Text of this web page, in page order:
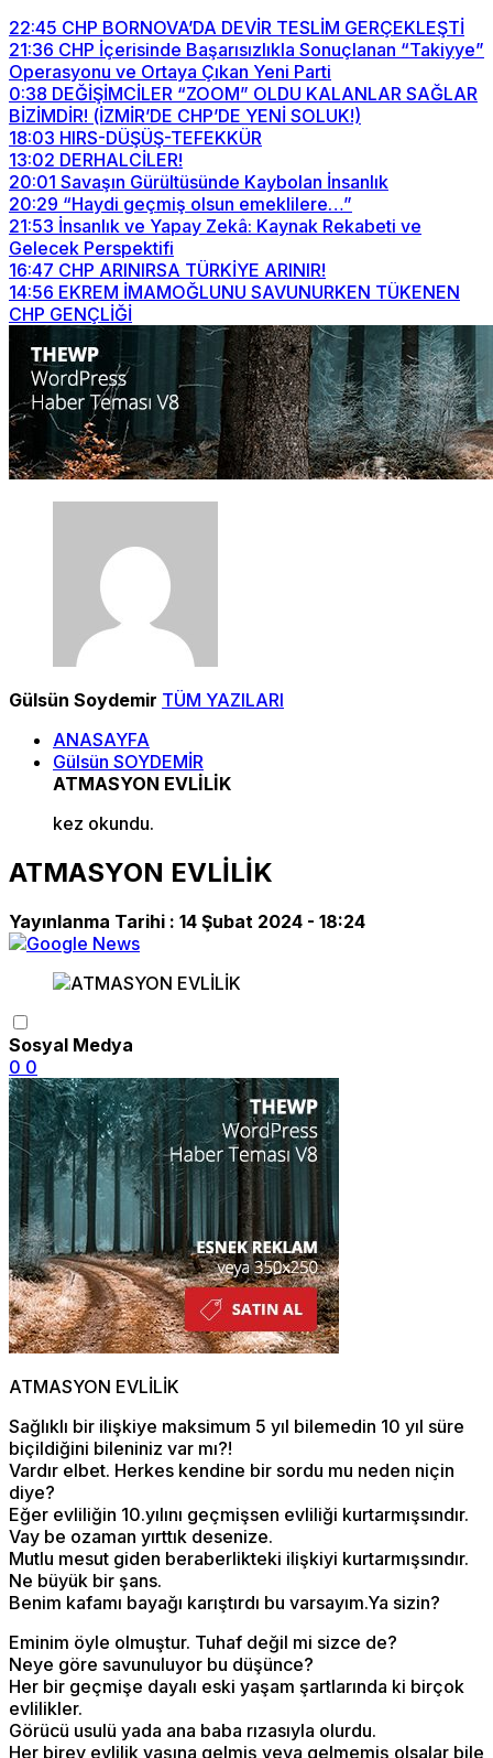
22:45 CHP BORNOVA’DA DEVİR TESLİM GERÇEKLEŞTİ
21:36 CHP İçerisinde Başarısızlıkla Sonuçlanan “Takiyye”
Operasyonu ve Ortaya Çıkan Yeni Parti
0:38 DEĞİŞİMCİLER “ZOOM” OLDU KALANLAR SAĞLAR
BİZİMDİR! (İZMİR’DE CHP’DE YENİ SOLUK!)
18:03 HIRS-DÜŞÜŞ-TEFEKKÜR
13:02 DERHALCİLER!
20:01 Savaşın Gürültüsünde Kaybolan İnsanlık
20:29 “Haydi geçmiş olsun emeklilere…”
21:53 İnsanlık ve Yapay Zekâ: Kaynak Rekabeti ve
Gelecek Perspektifi
16:47 CHP ARINIRSA TÜRKİYE ARINIR!
14:56 EKREM İMAMOĞLUNU SAVUNURKEN TÜKENEN
CHP GENÇLİĞİ
Gülsün Soydemir TÜM YAZILARI
ANASAYFA
Gülsün SOYDEMİR
ATMASYON EVLİLİK
kez okundu.
ATMASYON EVLİLİK
Yayınlanma Tarihi : 14 Şubat 2024 - 18:24
Sosyal Medya
0 0
ATMASYON EVLİLİK
Sağlıklı bir ilişkiye maksimum 5 yıl bilemedin 10 yıl süre
biçildiğini bileniniz var mı?!
Vardır elbet. Herkes kendine bir sordu mu neden niçin
diye?
Eğer evliliğin 10.yılını geçmişsen evliliği kurtarmışsındır.
Vay be ozaman yırttık desenize.
Mutlu mesut giden beraberlikteki ilişkiyi kurtarmışsındır.
Ne büyük bir şans.
Benim kafamı bayağı karıştırdı bu varsayım.Ya sizin?
Eminim öyle olmuştur. Tuhaf değil mi sizce de?
Neye göre savunuluyor bu düşünce?
Her bir geçmişe dayalı eski yaşam şartlarında ki birçok
evlilikler.
Görücü usulü yada ana baba rızasıyla olurdu.
Her birey evlilik yaşına gelmiş veya gelmemiş olsalar bile